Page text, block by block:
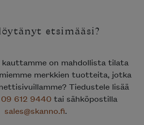
etsimääsi?
on mahdollista tilata
merkkien tuotteita, jotka
Tiedustele lisää
09 612 9440tai sähköpostilla
sales@skanno.fi.